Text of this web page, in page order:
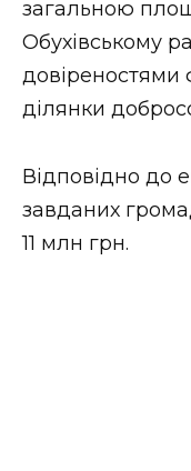
загальною
Обухівському
довіреностями
ділянки
Відповідно до
завданих
11 млн грн.